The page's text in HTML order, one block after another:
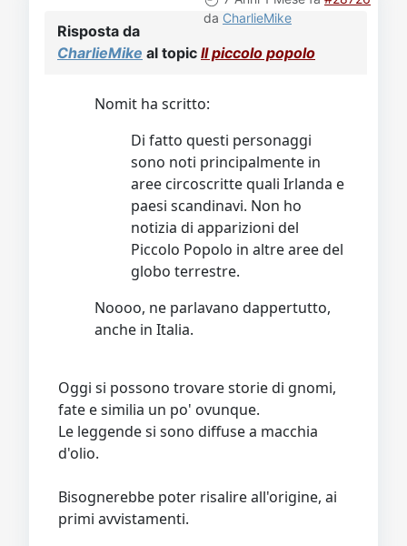
da CharlieMike
Risposta da
CharlieMike al topic Il piccolo popolo
Nomit ha scritto:
Di fatto questi personaggi
sono noti principalmente in
aree circoscritte quali Irlanda e
paesi scandinavi. Non ho
notizia di apparizioni del
Piccolo Popolo in altre aree del
globo terrestre.
Noooo, ne parlavano dappertutto,
anche in Italia.
Oggi si possono trovare storie di gnomi,
fate e similia un po' ovunque.
Le leggende si sono diffuse a macchia
d'olio.
Bisognerebbe poter risalire all'origine, ai
primi avvistamenti.